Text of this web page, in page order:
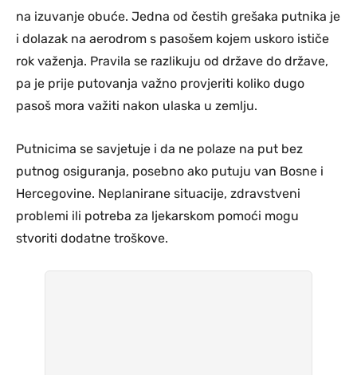
na izuvanje obuće. Jedna od čestih grešaka putnika je
i dolazak na aerodrom s pasošem kojem uskoro ističe
rok važenja. Pravila se razlikuju od države do države,
pa je prije putovanja važno provjeriti koliko dugo
pasoš mora važiti nakon ulaska u zemlju.
Putnicima se savjetuje i da ne polaze na put bez
putnog osiguranja, posebno ako putuju van Bosne i
Hercegovine. Neplanirane situacije, zdravstveni
problemi ili potreba za ljekarskom pomoći mogu
stvoriti dodatne troškove.